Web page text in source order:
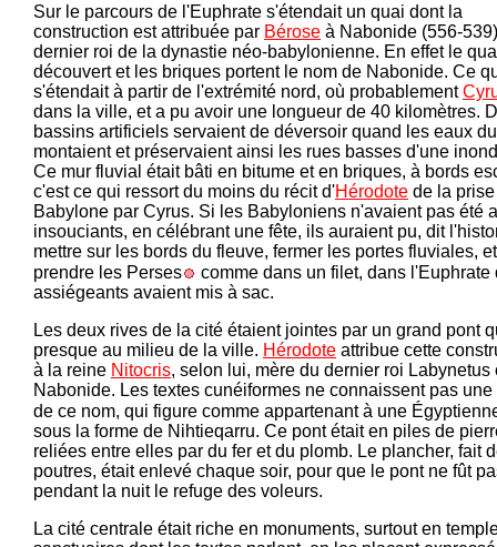
Sur le parcours de l'Euphrate s'étendait un quai dont la
construction est attribuée par Bérose à Nabonide (556-
dernier roi de la dynastie néo-babylonienne. En effet le
découvert et les briques portent le nom de Nabonide. Ce
s'étendait à partir de l'extrémité nord, où probablement
dans la ville, et a pu avoir une longueur de 40 kilomètres.
bassins artificiels servaient de déversoir quand les eaux
montaient et préservaient ainsi les rues basses d'une
Ce mur fluvial était bâti en bitume et en briques, à bords
c'est ce qui ressort du moins du récit d'Hérodote de la
Babylone par Cyrus. Si les Babyloniens n'avaient pas été
insouciants, en célébrant une fête, ils auraient pu, dit
mettre sur les bords du fleuve, fermer les portes fluviales, et
prendre les Perses
comme dans un filet, dans l'Euphrate
assiégeants avaient mis à sac.
Les deux rives de la cité étaient jointes par un grand pont
presque au milieu de la ville. Hérodote attribue cette
à la reine Nitocris, selon lui, mère du dernier roi Labynetus
Nabonide. Les textes cunéiformes ne connaissent pas une
de ce nom, qui figure comme appartenant à une
sous la forme de Nihtieqarru. Ce pont était en piles de
reliées entre elles par du fer et du plomb. Le plancher, fait
poutres, était enlevé chaque soir, pour que le pont ne fût
pendant la nuit le refuge des voleurs.
La cité centrale était riche en monuments, surtout en